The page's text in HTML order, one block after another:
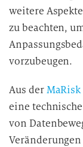
weitere
zu beachten,
vorzubeugen.
Aus derMaRisk
eine
von